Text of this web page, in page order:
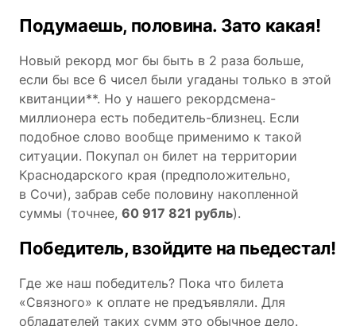
Подумаешь, половина. Зато какая!
Новый рекорд мог бы быть в 2 раза больше,
если бы все 6 чисел были угаданы только в этой
квитанции**. Но у нашего рекордсмена-
миллионера есть победитель-близнец. Если
подобное слово вообще применимо к такой
ситуации. Покупал он билет на территории
Краснодарского края (предположительно,
в Сочи), забрав себе половину накопленной
суммы (точнее, 60 917 821 рубль).
Победитель, взойдите на пьедестал!
Где же наш победитель? Пока что билета
«Связного» к оплате не предъявляли. Для
обладателей таких сумм это обычное дело.